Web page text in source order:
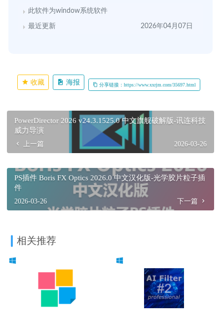
此软件为window系统软件
最近更新 2026年04月07日
收藏 海报 分享链接：https://www.xxrjm.com/35697.html
PowerDirector 2026 v24.3.1525.0 中文旗舰破解版-讯连科技
威力导演
上一篇 2026-03-26
PS插件 Boris FX Optics 2026.0 中文汉化版-光学胶片粒子插
件
2026-03-26 下一篇
相关推荐